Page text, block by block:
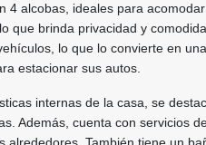
4 alcobas, ideales para
que brinda privacidad y
lo que lo convierte en
estacionar sus autos.
internas de la casa, se
Además, cuenta con servicios